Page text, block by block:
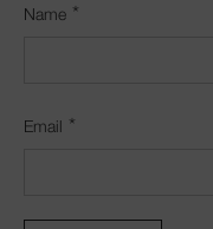
Name *
Email *